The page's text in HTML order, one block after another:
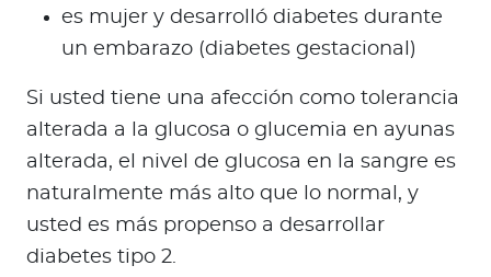
es mujer y desarrolló diabetes durante
un embarazo (diabetes gestacional)
Si usted tiene una afección como tolerancia
alterada a la glucosa o glucemia en ayunas
alterada, el nivel de glucosa en la sangre es
naturalmente más alto que lo normal, y
usted es más propenso a desarrollar
diabetes tipo 2.